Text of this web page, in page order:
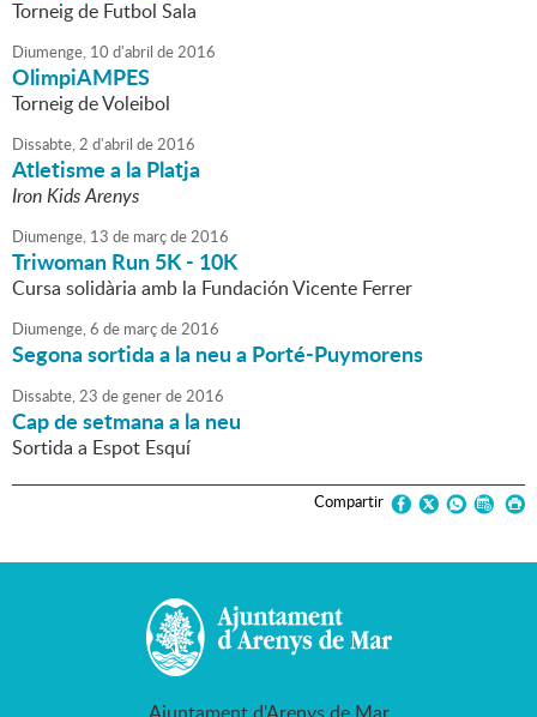
Torneig de Futbol Sala
Diumenge, 10 d'abril de2016
OlimpiAMPES
Torneig de Voleibol
Dissabte,2 d'abril de2016
Atletisme a la Platja
Iron Kids Arenys
Diumenge, 13 de marçde2016
Triwoman Run 5K - 10K
Cursa solidària amb la Fundación Vicente Ferrer
Diumenge,6 de marçde2016
Segona sortida a la neu a Porté-Puymorens
Dissabte,23 degenerde2016
Cap de setmana a la neu
Sortida a Espot Esquí
Compartir